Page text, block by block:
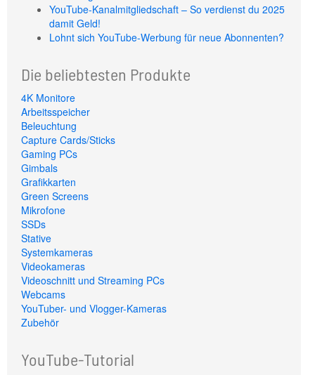
YouTube-Kanalmitgliedschaft – So verdienst du 2025
damit Geld!
Lohnt sich YouTube-Werbung für neue Abonnenten?
Die beliebtesten Produkte
4K Monitore
Arbeitsspeicher
Beleuchtung
Capture Cards/Sticks
Gaming PCs
Gimbals
Grafikkarten
Green Screens
Mikrofone
SSDs
Stative
Systemkameras
Videokameras
Videoschnitt und Streaming PCs
Webcams
YouTuber- und Vlogger-Kameras
Zubehör
YouTube-Tutorial